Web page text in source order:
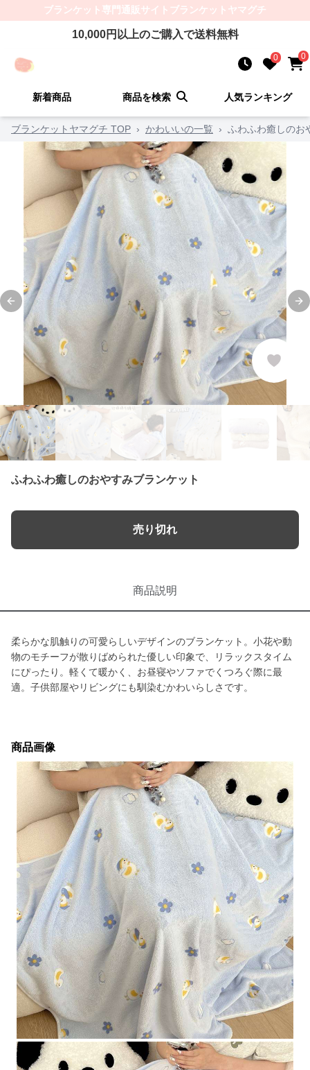
ブランケット 専門通販サイト ブランケットヤマグチ
10,000円以上のご購入で送料無料
0 0
新着商品 商品を検索 人気ランキング
ブランケットヤマグチ TOP › かわいいの一覧 › ふわふわ癒しのお
Previous slide
ふわふわ癒しのおやすみブランケット
売り切れ
商品説明
柔らかな肌触りの可愛らしいデザインのブランケット。小花や動
物のモチーフが散りばめられた優しい印象で、リラックスタイム
にぴったり。軽くて暖かく、お昼寝やソファでくつろぐ際に最
適。子供部屋やリビングにも馴染むかわいらしさです。
商品画像